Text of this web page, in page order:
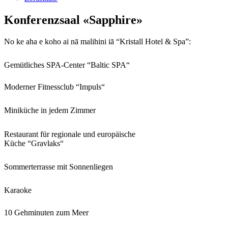
Konferenzsaal «Sapphire»
No ke aha e koho ai nā malihini iā “Kristall Hotel & Spa”:
Gemütliches SPA-Center “Baltic SPA“
Moderner Fitnessclub “Impuls“
Miniküche in jedem Zimmer
Restaurant für regionale und europäische
Küche “Gravlaks“
Sommerterrasse mit Sonnenliegen
Karaoke
10 Gehminuten zum Meer